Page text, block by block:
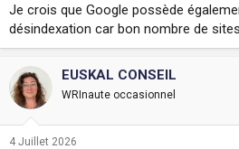
Je crois que Google possède
désindexation car bon nombre de
EUSKAL CONSEIL
WRInaute occasionnel
4 Juillet 2026